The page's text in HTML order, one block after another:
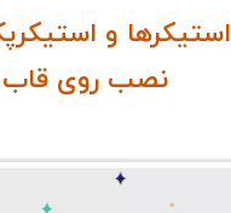
استیکرها و
نصب روی